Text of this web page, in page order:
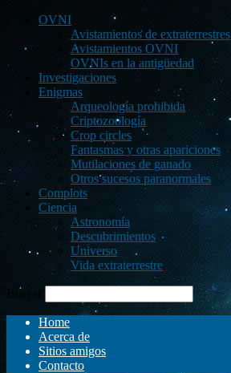
OVNI
Avistamientos de extraterrestres
Avistamientos OVNI
OVNIs en la antigüedad
Investigaciones
Enigmas
Arqueología prohibida
Criptozoología
Crop circles
Fantasmas y otras apariciones
Mutilaciones de ganado
Otros sucesos paranormales
Complots
Ciencia
Astronomía
Descubrimientos
Universo
Vida extraterrestre
Buscar
Home
Acerca de
Sitios amigos
Contacto